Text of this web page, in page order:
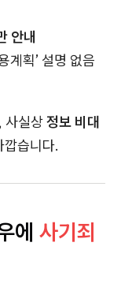
안내
계획’ 설명 없음
사실상정보 비대
깝습니다.
에 사기죄